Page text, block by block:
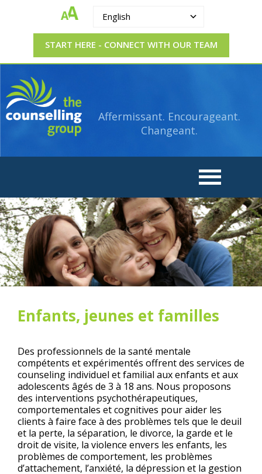
English
START HERE - CONNECT WITH OUR TEAM
The
Counselling
Group
Strengthening.
Supporting.
Changing.
Affermissant. Encourageant.
Changeant.
Enfants, jeunes et familles
Des professionnels de la santé mentale
compétents et expérimentés offrent des services de
counseling individuel et familial aux enfants et aux
adolescents âgés de 3 à 18 ans. Nous proposons
des interventions psychothérapeutiques,
comportementales et cognitives pour aider les
clients à faire face à des problèmes tels que le deuil
et la perte, la séparation, le divorce, la garde et le
droit de visite, la violence envers les enfants, les
problèmes de comportement, les problèmes
d’attachement, l’anxiété, la dépression et la gestion